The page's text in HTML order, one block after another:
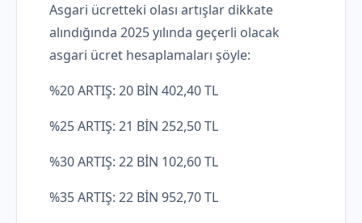
Asgari ücretteki olası artışlar dikkate
alındığında 2025 yılında geçerli olacak
asgari ücret hesaplamaları şöyle:
%20 ARTIŞ: 20 BİN 402,40 TL
%25 ARTIŞ: 21 BİN 252,50 TL
%30 ARTIŞ: 22 BİN 102,60 TL
%35 ARTIŞ: 22 BİN 952,70 TL